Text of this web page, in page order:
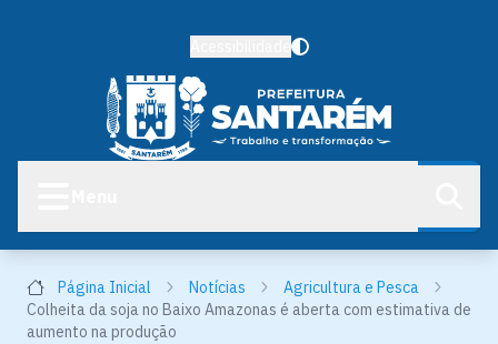
Página Inicial Notícias
Agricultura e Pesca
Colheita da soja no Baixo Amazonas é aberta com estimativa de
aumento na produção